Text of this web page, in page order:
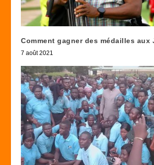
Comment gagner des médailles aux
7 août 2021